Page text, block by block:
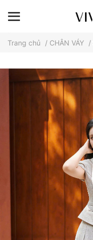
Trang chủ / CHÂN VÁY /